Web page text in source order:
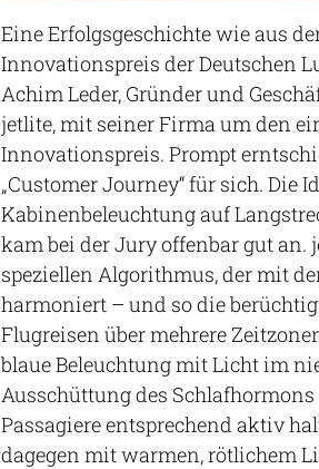
Eine Erfolgsgeschichte wie aus
Innovationspreis der Deutschen
Achim Leder, Gründer und
jetlite, mit seiner Firma um den
Innovationspreis. Prompt
„Customer Journey“ für sich. Die
Kabinenbeleuchtung auf
kam bei der Jury offenbar gut
speziellen Algorithmus, der mit
harmoniert – und so die
Flugreisen über mehrere
blaue Beleuchtung mit Licht im
Ausschüttung des
Passagiere entsprechend aktiv
dagegen mit warmen, rötlichem